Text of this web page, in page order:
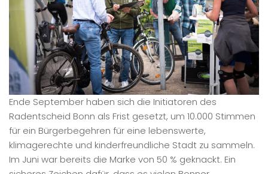
Ende September haben sich die Initiatoren des
Radentscheid Bonn als Frist gesetzt, um 10.000 Stimmen
für ein Bürgerbegehren für eine lebenswerte,
klimagerechte und kinderfreundliche Stadt zu sammeln.
Im Juni war bereits die Marke von 50 % geknackt. Ein